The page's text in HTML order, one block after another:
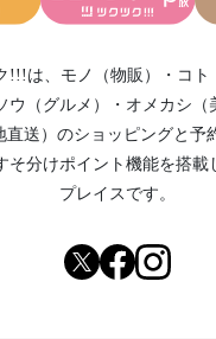
!!!は、 モノ（物販） ・ コト
ウ（グルメ）
・ オメカシ（
送） のショッピングと予
そ分けポイント機能を搭載
プレイスです。